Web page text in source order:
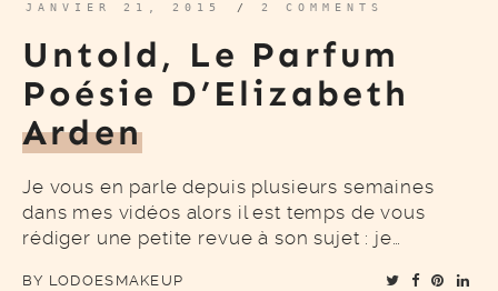
CONTACT
JANVIER 21, 2015 / 2 COMMENTS
Untold, Le Parfum
Poésie D’Elizabeth
Arden
Je vous en parle depuis plusieurs semaines
dans mes vidéos alors il est temps de vous
rédiger une petite revue à son sujet : je…
BY LODOESMAKEUP